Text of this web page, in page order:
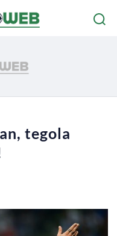
tegola